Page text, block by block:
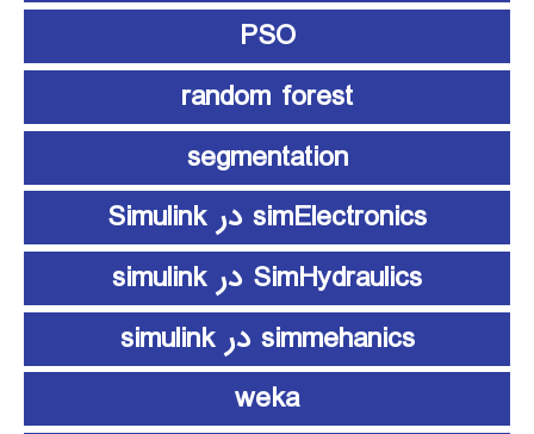
PSO
random forest
segmentation
simElectronics در Simulink
SimHydraulics در simulink
simmehanics در simulink
weka